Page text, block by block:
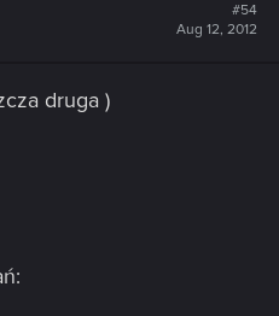
#54
Aug 12, 2012
druga )